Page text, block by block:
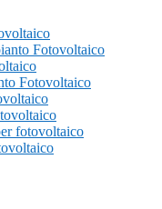
Fotovoltaico
Fotovoltaico
fotovoltaico